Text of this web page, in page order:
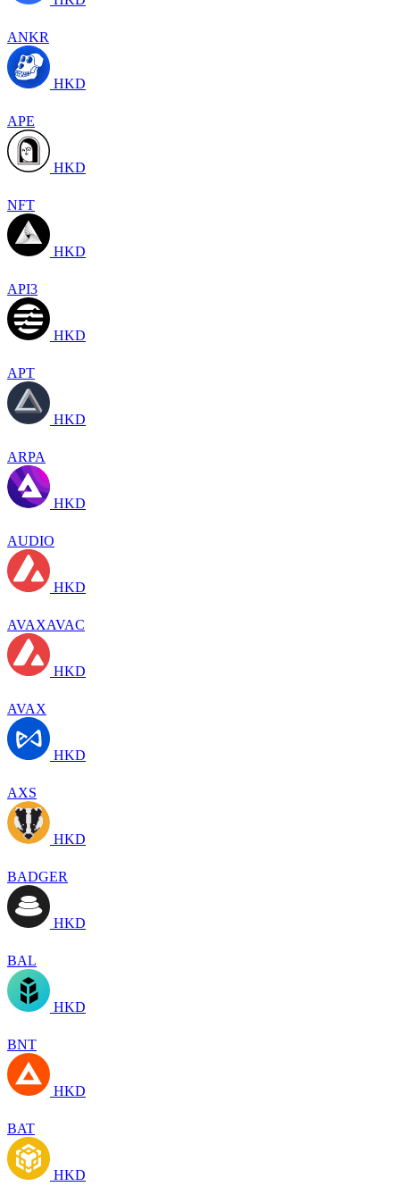
ANKR
HKD
APE
HKD
NFT
HKD
API3
HKD
APT
HKD
ARPA
HKD
AUDIO
HKD
AVAXAVAC
HKD
AVAX
HKD
AXS
HKD
BADGER
HKD
BAL
HKD
BNT
HKD
BAT
HKD